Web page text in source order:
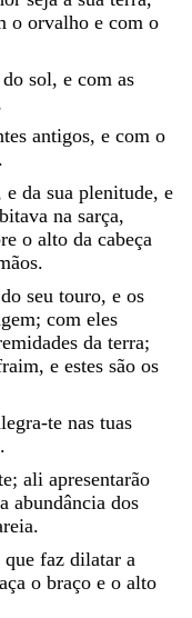
o orvalho e com o
do sol, e com as
antigos, e com o
.
e da sua plenitude, e
na sarça,
o alto da cabeça
.
do seu touro, e os
; com eles
da terra;
, e estes são os
te nas tuas
.
; ali apresentarão
a abundância dos
.
que faz dilatar a
o braço e o alto